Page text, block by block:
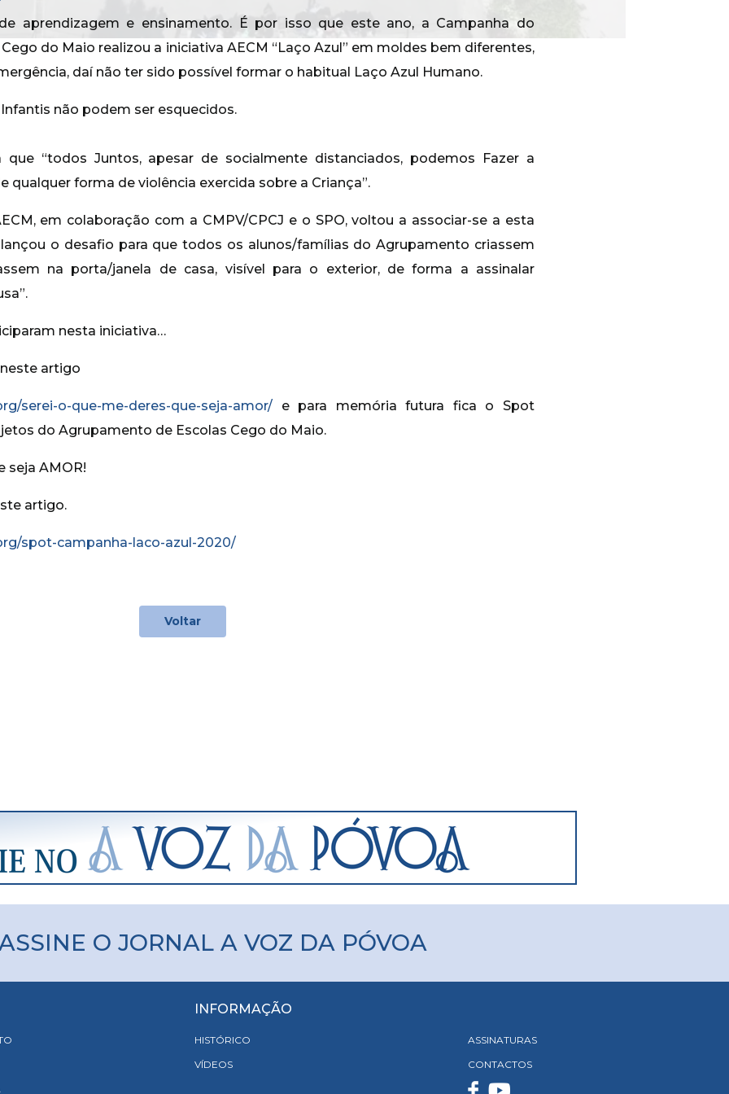
aprendizagem e ensinamento. É por isso que este ano, a Campanha do
do Maio realizou a iniciativa AECM “Laço Azul” em moldes bem diferentes,
daí não ter sido possível formar o habitual Laço Azul Humano.
não podem ser esquecidos.
“todos Juntos, apesar de socialmente distanciados, podemos Fazer a
qualquer forma de violência exercida sobre a Criança”.
em colaboração com a CMPV/CPCJ e o SPO, voltou a associar-se a esta
o desafio para que todos os alunos/famílias do Agrupamento criassem
na porta/janela de casa, visível para o exterior, de forma a assinalar
nesta iniciativa…
artigo
serei-o-que-me-deres-que-seja-amor/ e para memória futura fica o Spot
do Agrupamento de Escolas Cego do Maio.
seja AMOR!
artigo.
spot-campanha-laco-azul-2020/
Voltar
O JORNAL A VOZ DA PÓVOA
INFORMAÇÃO
HISTÓRICO
VÍDEOS
ASSINATURAS
CONTACTOS